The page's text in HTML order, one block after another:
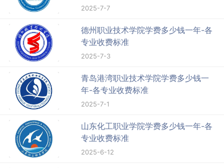
2025-7-7
德州职业技术学院学费多少钱一年-各
专业收费标准
2025-7-3
青岛港湾职业技术学院学费多少钱一
年-各专业收费标准
2025-7-1
山东化工职业学院学费多少钱一年-各
专业收费标准
2025-6-12